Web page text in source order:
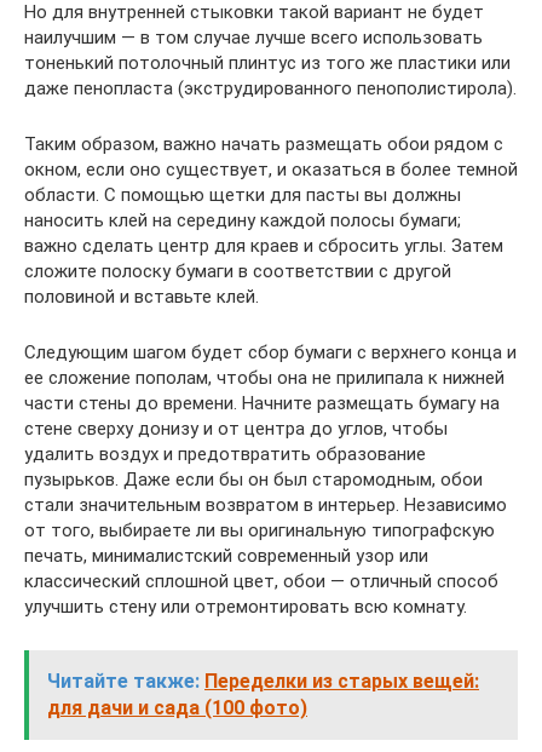
Но для внутренней стыковки такой вариант не будет
наилучшим — в том случае лучше всего использовать
тоненький потолочный плинтус из того же пластики или
даже пенопласта (экструдированного пенополистирола).
Таким образом, важно начать размещать обои рядом с
окном, если оно существует, и оказаться в более темной
области. С помощью щетки для пасты вы должны
наносить клей на середину каждой полосы бумаги;
важно сделать центр для краев и сбросить углы. Затем
сложите полоску бумаги в соответствии с другой
половиной и вставьте клей.
Следующим шагом будет сбор бумаги с верхнего конца и
ее сложение пополам, чтобы она не прилипала к нижней
части стены до времени. Начните размещать бумагу на
стене сверху донизу и от центра до углов, чтобы
удалить воздух и предотвратить образование
пузырьков. Даже если бы он был старомодным, обои
стали значительным возвратом в интерьер. Независимо
от того, выбираете ли вы оригинальную типографскую
печать, минималистский современный узор или
классический сплошной цвет, обои — отличный способ
улучшить стену или отремонтировать всю комнату.
Читайте также: Переделки из старых вещей:
для дачи и сада (100 фото)